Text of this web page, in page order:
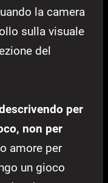
la camera
sulla visuale
del
per
non per
amore per
un gioco